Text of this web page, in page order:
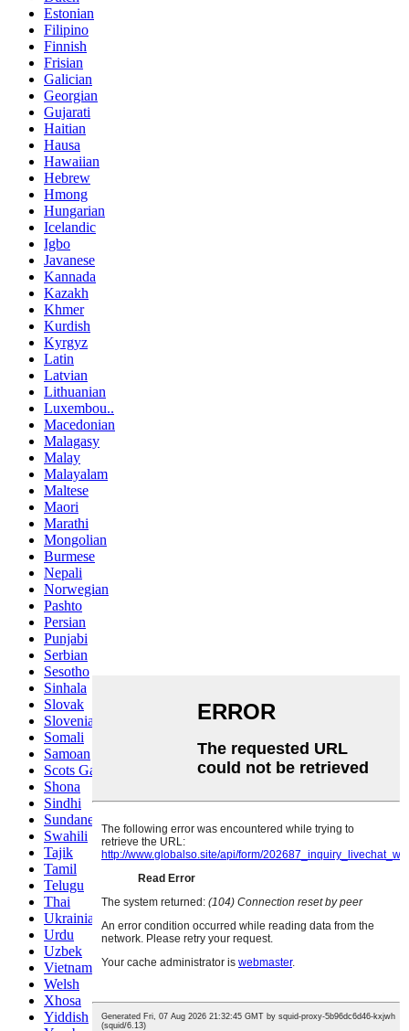
Estonian
Filipino
Finnish
Frisian
Galician
Georgian
Gujarati
Haitian
Hausa
Hawaiian
Hebrew
Hmong
Hungarian
Icelandic
Igbo
Javanese
Kannada
Kazakh
Khmer
Kurdish
Kyrgyz
Latin
Latvian
Lithuanian
Luxembou..
Macedonian
Malagasy
Malay
Malayalam
Maltese
Maori
Marathi
Mongolian
Burmese
Nepali
Norwegian
Pashto
Persian
Punjabi
Serbian
Sesotho
Sinhala
Slovak
Slovenian
Somali
Samoan
Scots Gaelic
Shona
Sindhi
Sundanese
Swahili
Tajik
Tamil
Telugu
Thai
Ukrainian
Urdu
Uzbek
Vietnamese
Welsh
Xhosa
Yiddish